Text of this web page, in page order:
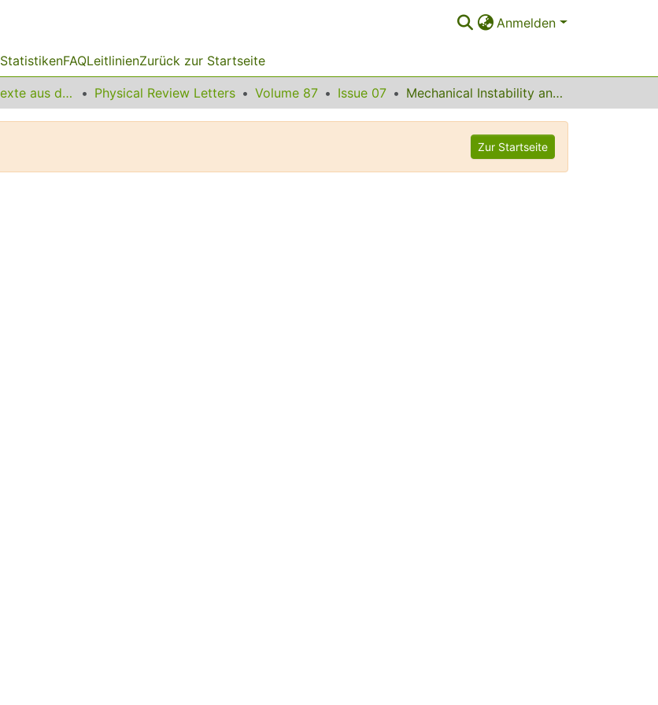
Anmelden
StatistikenFAQLeitlinienZurück zur Startseite
Sonstige Volltexte aus dem Bibliotheksangebot Physical Review Letters Volume 87 Issue 07 Mechanical Instability and Ideal Shear Strength of Transition Metal Carbides and Nitrides
Zur Startseite